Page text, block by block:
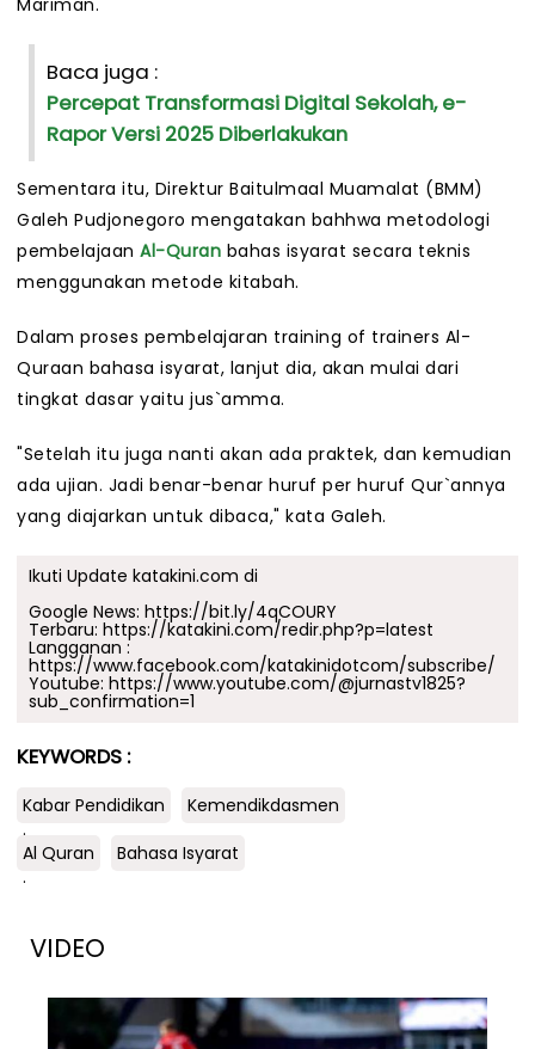
Mariman.
Baca juga :
Percepat Transformasi Digital Sekolah, e-
Rapor Versi 2025 Diberlakukan
Sementara itu, Direktur Baitulmaal Muamalat (BMM)
Galeh Pudjonegoro mengatakan bahhwa metodologi
pembelajaan Al-Quran bahas isyarat secara teknis
menggunakan metode kitabah.
Dalam proses pembelajaran training of trainers Al-
Quraan bahasa isyarat, lanjut dia, akan mulai dari
tingkat dasar yaitu jus`amma.
"Setelah itu juga nanti akan ada praktek, dan kemudian
ada ujian. Jadi benar-benar huruf per huruf Qur`annya
yang diajarkan untuk dibaca," kata Galeh.
Ikuti Update katakini.com di
Google News: https://bit.ly/4qCOURY
Terbaru: https://katakini.com/redir.php?p=latest
Langganan :
https://www.facebook.com/katakinidotcom/subscribe/
Youtube: https://www.youtube.com/@jurnastv1825?
sub_confirmation=1
KEYWORDS :
Kabar Pendidikan
Kemendikdasmen
.
Al Quran
Bahasa Isyarat
.
VIDEO